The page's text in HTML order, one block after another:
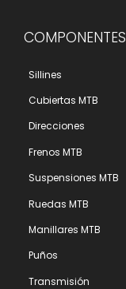
COMPONENTES
Sillines
Cubiertas MTB
Direcciones
Frenos MTB
Suspensiones MTB
Ruedas MTB
Manillares MTB
Puños
Transmisión